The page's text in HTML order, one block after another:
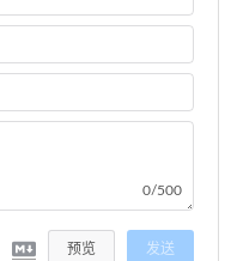
0/500
预览 发送